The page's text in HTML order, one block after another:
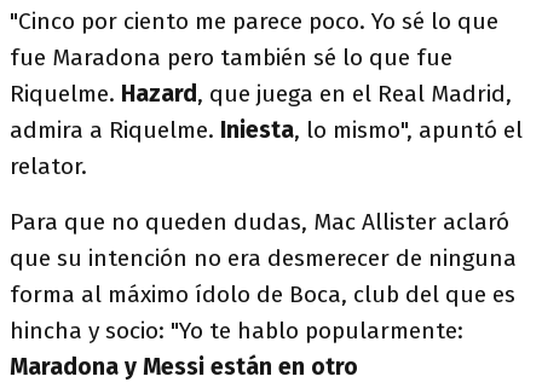
"Cinco por ciento me parece poco. Yo sé lo que
fue Maradona pero también sé lo que fue
Riquelme. Hazard, que juega en el Real Madrid,
admira a Riquelme. Iniesta, lo mismo", apuntó el
relator.
Para que no queden dudas, Mac Allister aclaró
que su intención no era desmerecer de ninguna
forma al máximo ídolo de Boca, club del que es
hincha y socio: "Yo te hablo popularmente:
Maradona y Messi están en otro